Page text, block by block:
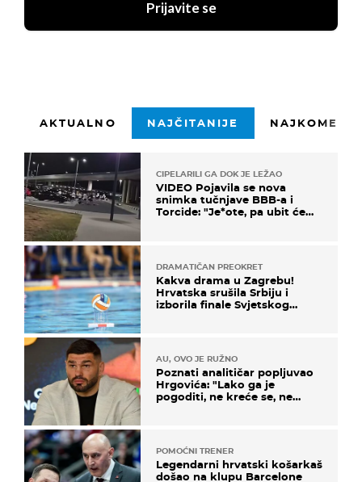
Prijavite se
AKTUALNO NAJČITANIJE
CIPELARILI GA DOK JE LEŽAO
VIDEO Pojavila se nova
snimka tučnjave BBB-a i
Torcide: "Je*ote, pa ubit će
DRAMATIČAN PREOKRET
Kakva drama u Zagrebu!
Hrvatska srušila Srbiju i
izborila finale Svjetskog
AU, OVO JE RUŽNO
Poznati analitičar popljuvao
Hrgovića: "Lako ga je
pogoditi, ne kreće se, ne
POMOĆNI TRENER
Legendarni hrvatski košarkaš
došao na klupu Barcelone